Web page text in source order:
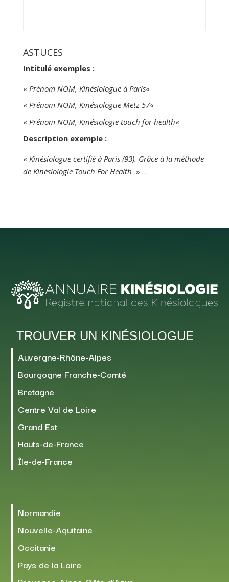
des douleurs chroniques ? Vous avez
résultats durables ? La kinésiologie
vous offre une approche douce,
globale et personnalisée pour aider
ASTUCES
Intitulé exemples :
« Prénom NOM, Kinésiologue à Paris«
« Prénom NOM, Kinésiologue Metz 57«
« Prénom NOM, Kinésiologie touch for health«
Description exemple :
« Kinésiologue certifié à Paris (93). Grâce à la méthode
de Kinésiologie Touch For Health » …
TROUVER UN KINÉSIOLOGUE
Auvergne-Rhône-Alpes
Bourgogne Franche-Comté
Bretagne
Centre Val de Loire
Grand Est
Hauts-de-France
Île-de-France
Normandie
Nouvelle-Aquitaine
Occitanie
Pays de la Loire